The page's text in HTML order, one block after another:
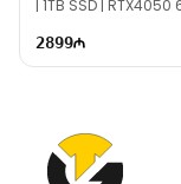
| 1TB SSD | RTX4050
2899